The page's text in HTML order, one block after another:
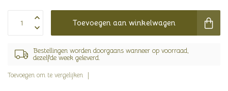
Toevoegen aan winkelwagen
Bestellingen worden doorgaans wanneer op voorraad,
dezelfde week geleverd.
Toevoegen om te vergelijken